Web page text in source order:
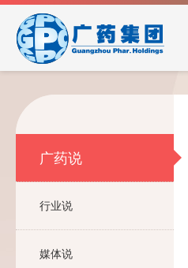
广药说
行业说
媒体说